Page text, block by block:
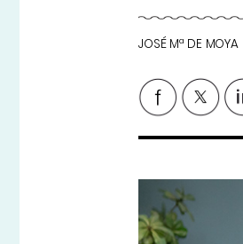
JOSÉ Mª DE MOYA